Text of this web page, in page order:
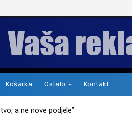
Košarka Ostalo Kontakt